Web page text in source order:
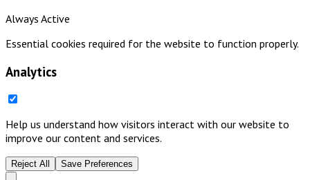
Always Active
Essential cookies required for the website to function properly.
Analytics
Help us understand how visitors interact with our website to
improve our content and services.
Reject All Save Preferences